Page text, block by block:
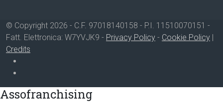
© Copyright 2026 - C.F. 97018140158 - P.I. 11510070151 -
Fatt. Elettronica: W7YVJK9 - Privacy Policy - Cookie Policy |
Credits
Assofranchising